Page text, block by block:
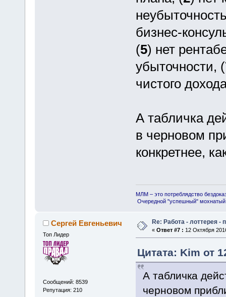
бизнес-
(5) нет
убыточности, (
чистого
А табличка
в черновом
конкретнее,
МЛМ – это потреблядство
Очередной "успешный"
Сергей Евгеньевич
Топ Лидер
Сообщений: 8539
Репутация: 210
Re: Работа - лоттерея -
« Ответ #7 : 12 Октября
Цитата: Kim от
А табличка
черновом